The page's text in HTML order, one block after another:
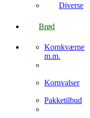
Diverse
Brød
Kornkværne
m.m.
Kornvalser
Pakketilbud